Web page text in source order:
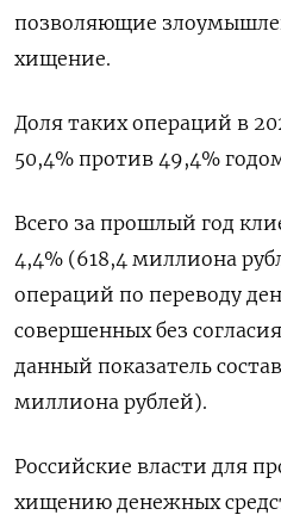
позволяющие
хищение.
Доля таких операций в
50,4% против 49,4%
Всего за прошлый год
4,4% (618,4 миллиона
операций по переводу
совершенных без
данный показатель
миллиона рублей).
Российские власти для
хищению денежных